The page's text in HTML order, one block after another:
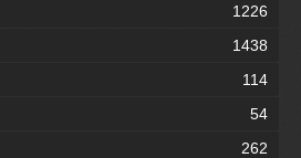
1226
1438
114
54
262